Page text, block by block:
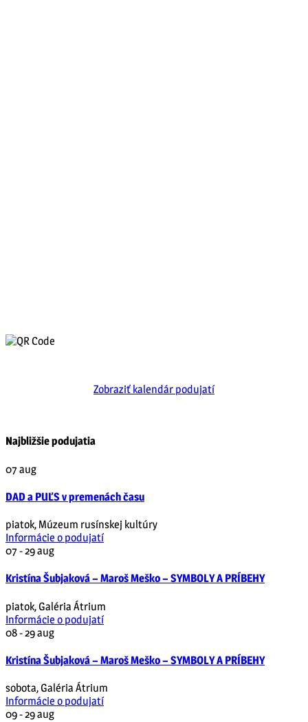
Zobraziť kalendár podujatí
Najbližšie podujatia
07 aug
DAD a PUĽS v premenách času
piatok, Múzeum rusínskej kultúry
Informácie o podujatí
07 - 29aug
Kristína Šubjaková – Maroš Meško – SYMBOLY A PRÍBEHY
piatok,Galéria Átrium
Informácie o podujatí
08 - 29aug
Kristína Šubjaková – Maroš Meško – SYMBOLY A PRÍBEHY
sobota,Galéria Átrium
Informácie o podujatí
09 - 29aug